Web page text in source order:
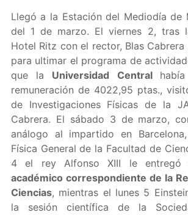
Llegó a la Estación del Mediodía de
del 1 de marzo. El viernes 2, tras
Hotel Ritz con el rector, Blas Cabrera
para ultimar el programa de
que la Universidad Central
remuneración de 4022,95 ptas.,
de Investigaciones Físicas de la
Cabrera. El sábado 3 de marzo,
análogo al impartido en
Física General de la Facultad de
4 el rey Alfonso XIII le entregó
académico correspondiente de la
Ciencias, mientras el lunes 5
la sesión científica de la